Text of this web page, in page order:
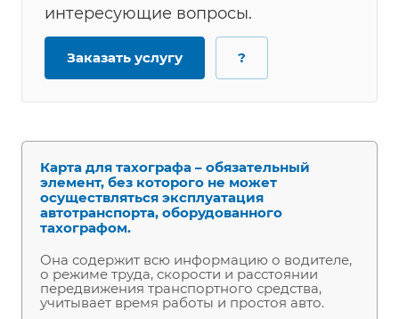
интересующие вопросы.
Заказать услугу ?
Карта для тахографа – обязательный
элемент, без которого не может
осуществляться эксплуатация
автотранспорта, оборудованного
тахографом.
Она содержит всю информацию о водителе,
о режиме труда, скорости и расстоянии
передвижения транспортного средства,
учитывает время работы и простоя авто.